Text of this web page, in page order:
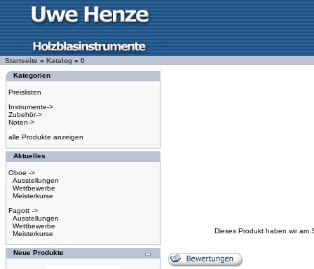
Startseite » Katalog » 0
Kategorien
Preislisten
Instrumente->
Zubehör->
Noten->
alle Produkte anzeigen
Aktuelles
Oboe ->
Ausstellungen
Wettbewerbe
Meisterkurse
Fagott ->
Ausstellungen
Wettbewerbe
Meisterkurse
Neue Produkte
Dieses Produkt haben wir am